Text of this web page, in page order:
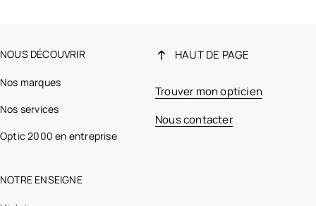
NOUS DÉCOUVRIR
Nos marques
Nos services
Optic 2000 en entreprise
NOTRE ENSEIGNE
HAUT DE PAGE
Trouver mon opticien
Nous contacter